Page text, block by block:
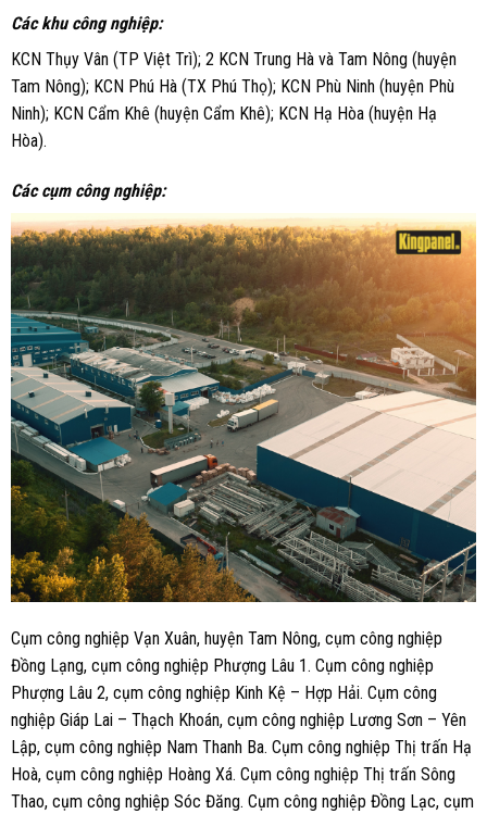
Các khu công nghiệp:
KCN Thụy Vân (TP Việt Trì); 2 KCN Trung Hà và Tam Nông (huyện
Tam Nông); KCN Phú Hà (TX Phú Thọ); KCN Phù Ninh (huyện Phù
Ninh); KCN Cẩm Khê (huyện Cẩm Khê); KCN Hạ Hòa (huyện Hạ
Hòa).
Các cụm công nghiệp:
Cụm công nghiệp Vạn Xuân, huyện Tam Nông, cụm công nghiệp
Đồng Lạng, cụm công nghiệp Phượng Lâu 1. Cụm công nghiệp
Phượng Lâu 2, cụm công nghiệp Kinh Kệ – Hợp Hải. Cụm công
nghiệp Giáp Lai – Thạch Khoán, cụm công nghiệp Lương Sơn – Yên
Lập, cụm công nghiệp Nam Thanh Ba. Cụm công nghiệp Thị trấn Hạ
Hoà, cụm công nghiệp Hoàng Xá. Cụm công nghiệp Thị trấn Sông
Thao, cụm công nghiệp Sóc Đăng. Cụm công nghiệp Đồng Lạc, cụm